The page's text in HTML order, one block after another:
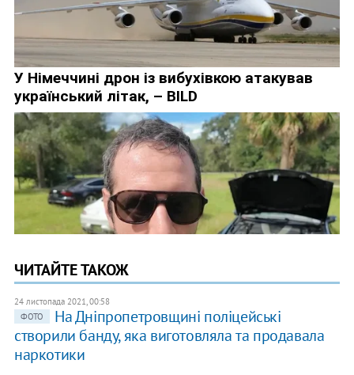
ЧИТАЙТЕ ТАКОЖ
24 листопада 2021, 00:58
ФОТО
На Дніпропетровщині поліцейські
створили банду, яка виготовляла та продавала
наркотики